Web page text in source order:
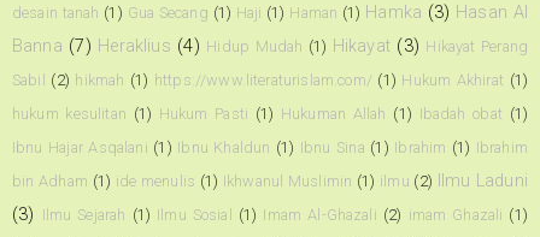
desain tanah (1) Gua Secang (1) Haji (1) Haman (1) Hamka (3) Hasan Al
Banna (7) Heraklius (4) Hidup Mudah (1) Hikayat (3) Hikayat Perang
Sabil
(2) hikmah (1) https://www.literaturislam.com/ (1) Hukum Akhirat (1)
hukum kesulitan (1) Hukum Pasti (1) Hukuman Allah (1) Ibadah obat (1)
Ibnu Hajar Asqalani (1) Ibnu Khaldun (1) Ibnu Sina (1) Ibrahim (1) Ibrahim
bin Adham (1) ide menulis (1) Ikhwanul Muslimin (1) ilmu (2)
Ilmu Laduni
(3) Ilmu Sejarah (1) Ilmu Sosial (1) Imam Al-Ghazali (2) imam Ghazali (1)